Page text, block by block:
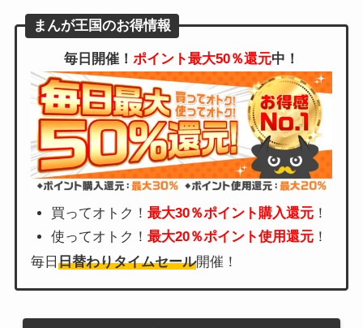
まんが王国のお得情報
毎日開催！ ポイント最大50％還元中！
買ってオトク！最大30％ポイント購入還元 ！
使ってオトク！最大20％ポイント使用還元 ！
毎日 日替わりタイムセール開催！